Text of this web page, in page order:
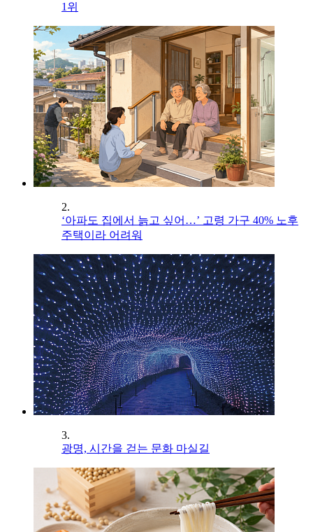
1위
2.
‘아파도 집에서 늙고 싶어…’ 고령 가구 40% 노후
주택이라 어려워
3.
광명, 시간을 걷는 문화 마실길